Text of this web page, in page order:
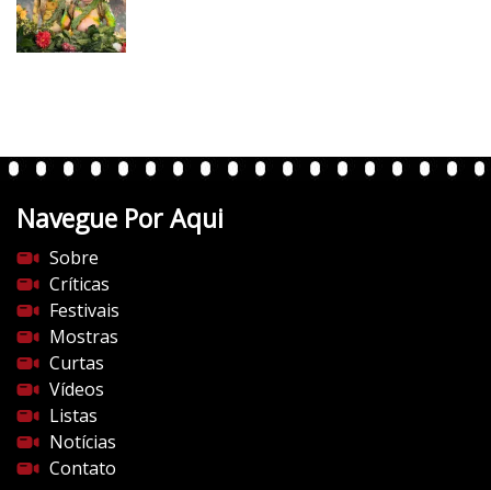
/
v
e
n
e
d
o
c
i
n
e
m
a
.
Navegue Por Aqui
Sobre
Críticas
Festivais
Mostras
Curtas
Vídeos
Listas
Notícias
Contato